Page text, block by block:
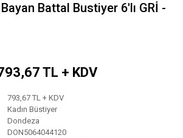
Battal Bustiyer 6'lı GRİ -
TL + KDV
793,67 TL + KDV
Kadın Büstiyer
Dondeza
DON5064044120